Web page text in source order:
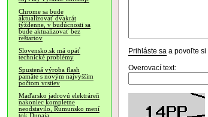
Chrome sa bude
aktualizovať dvakrát
týždenne, v budúcnosti sa
bude aktualizovať bez
reštartov
Slovensko.sk má opäť
technické problémy
Spustená výroba flash
pamäte s novým najvyšším
počtom vrstiev
Maďarsko jadrovú elektráreň
nakoniec kompletne
neodstavilo, Rumunsko mení
tok Dunaja
Prihláste sa a povoľte si
Overovací text: